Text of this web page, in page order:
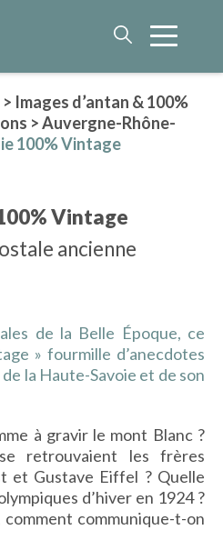
HISTORIQUE
GÉNÉRALE
& 100% VINTAGE
& PATRIMOINE
& CULTURE
> Images d’antan & 100%
>Auvergne-Rhône-
100% Vintage
Vintage
ancienne
de la Belle Époque, ce
» fourmille d’anecdotes
la Haute-Savoie et de son
à gravir le mont Blanc ?
se retrouvaient les frères
et Gustave Eiffel ? Quelle
d’hiver en 1924 ?
comment communique-t-on